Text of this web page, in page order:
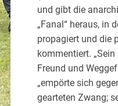
und gibt die
„Fanal“ heraus, in
propagiert und die
kommentiert.
Freund und
„empörte sich
gearteten Zwang;